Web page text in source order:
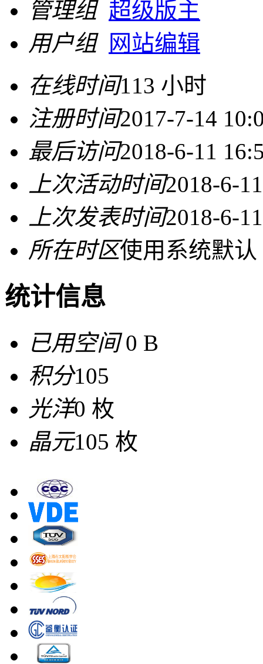
管理组 超级版主
用户组 网站编辑
在线时间113 小时
注册时间2017-7-14
最后访问2018-6-11
上次活动时间2018-6-
上次发表时间2018-6-
所在时区使用系统默认
统计信息
已用空间0 B
积分105
光洋0 枚
晶元105 枚